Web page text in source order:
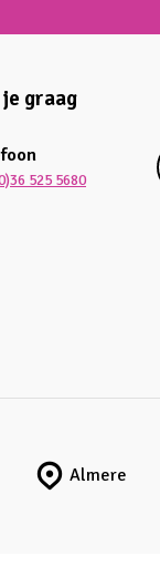
graag
525 5680
Almere